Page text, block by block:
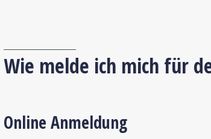
Wie melde ich mich für
Online Anmeldung